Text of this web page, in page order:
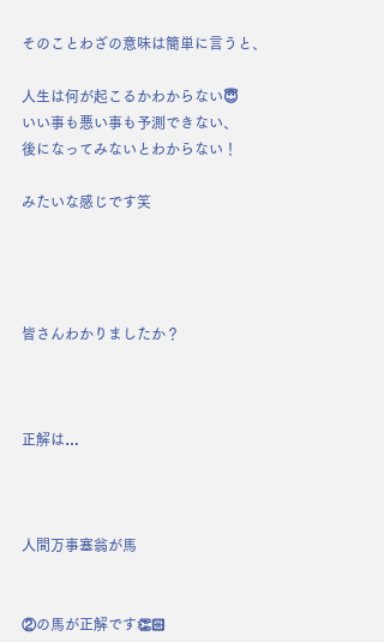
そのことわざの意味は簡単に言うと、
人生は何が起こるかわからない😇
いい事も悪い事も予測できない、
後になってみないとわからない！
みたいな感じです笑
皆さんわかりましたか？
正解は…
人間万事塞翁が馬
②の馬が正解です👏🏻